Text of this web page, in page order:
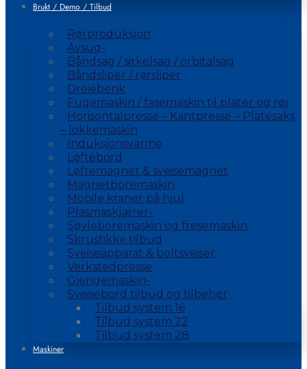
Brukt / Demo / Tilbud
Rørproduksjon
Avsug-
Båndsag / sirkelsag / orbitalsag
Båndsliper / rørsliper
Dreiebenk
Fugemaskin / fasemaskin til plater og rør
Horisontalpresse – Kantpresse – Platesaks
– lokkemaskin
Induksjonsvarme
Løftebord
Løftemagnet & sveisemagnet
Magnetboremaskin
Mobile kraner på hjul
Plasmaskjærer-
Søyleboremaskin og fresemaskin
Skrustikke tilbud
Sveiseapparat & boltsveiser
Verkstedpresse
Gjengemaskin-
Sveisebord tilbud og tilbehør
Tilbud system 16
Tilbud system 22
Tilbud system 28
Maskiner